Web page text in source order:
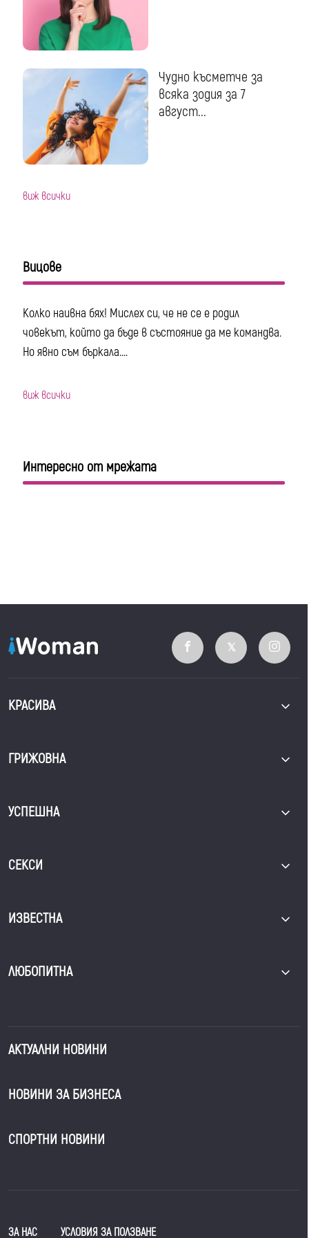
Чудно късметче за
всяка зодия за 7
август...
виж всички
Вицове
Колко наивна бях! Мислех си, че не се е родил
човекът, който да бъде в състояние да ме командва.
Но явно съм бъркала....
виж всички
Интересно от мрежата
КРАСИВА
ГРИЖОВНА
УСПЕШНА
СЕКСИ
ИЗВЕСТНА
ЛЮБОПИТНА
АКТУАЛНИ НОВИНИ
НОВИНИ ЗА БИЗНЕСА
СПОРТНИ НОВИНИ
ЗА НАС УСЛОВИЯ ЗА ПОЛЗВАНЕ